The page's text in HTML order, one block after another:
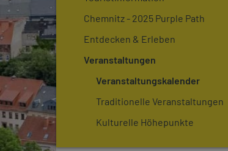
Chemnitz - 2025 Purple Path
Entdecken & Erleben
Veranstaltungen
Veranstaltungskalender
Traditionelle Veranstaltungen
Kulturelle Höhepunkte